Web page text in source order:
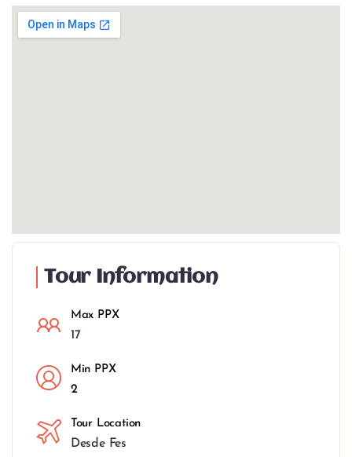
Tour Information
Max PPX
17
Min PPX
2
Tour Location
Desde Fes